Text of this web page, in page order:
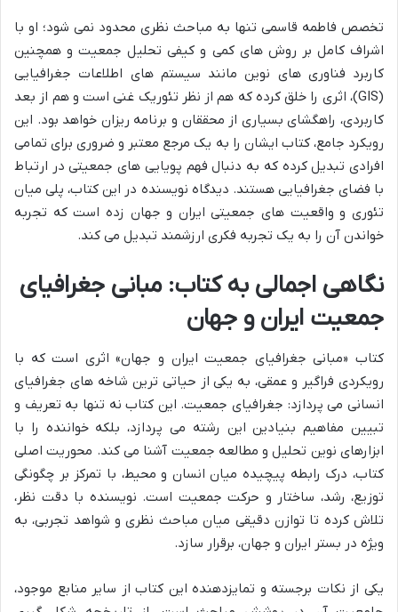
تخصص فاطمه قاسمی تنها به مباحث نظری محدود نمی شود؛ او با
اشراف کامل بر روش های کمی و کیفی تحلیل جمعیت و همچنین
کاربرد فناوری های نوین مانند سیستم های اطلاعات جغرافیایی
(GIS)، اثری را خلق کرده که هم از نظر تئوریک غنی است و هم از بعد
کاربردی، راهگشای بسیاری از محققان و برنامه ریزان خواهد بود. این
رویکرد جامع، کتاب ایشان را به یک مرجع معتبر و ضروری برای تمامی
افرادی تبدیل کرده که به دنبال فهم پویایی های جمعیتی در ارتباط
با فضای جغرافیایی هستند. دیدگاه نویسنده در این کتاب، پلی میان
تئوری و واقعیت های جمعیتی ایران و جهان زده است که تجربه
خواندن آن را به یک تجربه فکری ارزشمند تبدیل می کند.
نگاهی اجمالی به کتاب: مبانی جغرافیای
جمعیت ایران و جهان
کتاب «مبانی جغرافیای جمعیت ایران و جهان» اثری است که با
رویکردی فراگیر و عمقی، به یکی از حیاتی ترین شاخه های جغرافیای
انسانی می پردازد: جغرافیای جمعیت. این کتاب نه تنها به تعریف و
تبیین مفاهیم بنیادین این رشته می پردازد، بلکه خواننده را با
ابزارهای نوین تحلیل و مطالعه جمعیت آشنا می کند. محوریت اصلی
کتاب، درک رابطه پیچیده میان انسان و محیط، با تمرکز بر چگونگی
توزیع، رشد، ساختار و حرکت جمعیت است. نویسنده با دقت نظر،
تلاش کرده تا توازن دقیقی میان مباحث نظری و شواهد تجربی، به
ویژه در بستر ایران و جهان، برقرار سازد.
یکی از نکات برجسته و تمایزدهنده این کتاب از سایر منابع موجود،